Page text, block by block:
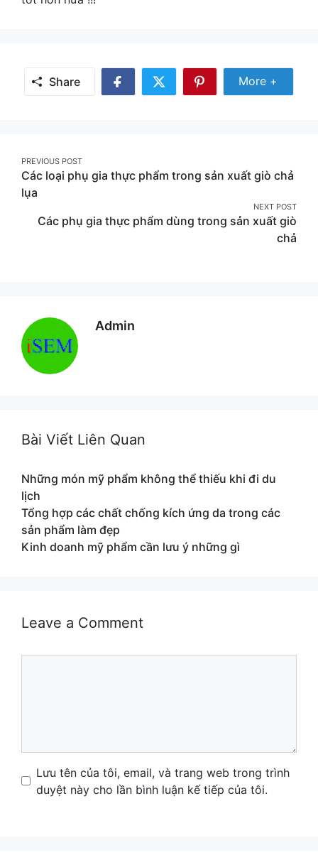
Share
Share
Share
Share
More
More +
Post
navigation
PREVIOUS POST
Các loại phụ gia thực phẩm trong sản xuất giò chả
lụa
NEXT POST
Các phụ gia thực phẩm dùng trong sản xuất giò
chả
Admin
Bài Viết Liên Quan
Những món mỹ phẩm không thể thiếu khi đi du
lịch
Tổng hợp các chất chống kích ứng da trong các
sản phẩm làm đẹp
Kinh doanh mỹ phẩm cần lưu ý những gì
Leave a Comment
Name
Email
Website
Lưu tên của tôi, email, và trang web trong trình
duyệt này cho lần bình luận kế tiếp của tôi.